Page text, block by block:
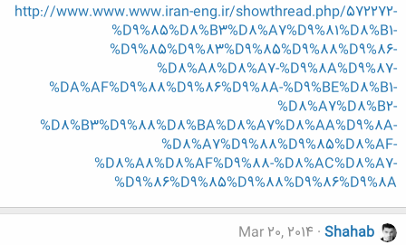
http://www.www.www.iran-eng.ir/showthread.php/572272-
%D9%85%D8%B3%D8%A7%D9%81%D8%B1-
%D9%85%D9%83%D9%85%D9%88%D9%86-
%D8%A8%D8%A7-%D9%8A%D9%87-
%DA%AF%D9%88%D9%86%D9%8A-%D9%BE%D8%B1-
%D8%A7%D8%B2-
%D8%B3%D9%88%D8%BA%D8%A7%D8%AA%D9%8A-
%D8%A7%D9%88%D9%85%D8%AF-
%D8%A8%D8%AF%D9%88-%D8%AC%D8%A7-
%D9%86%D9%85%D9%88%D9%86%D9%8A
Shahab
Mar 20, 2014